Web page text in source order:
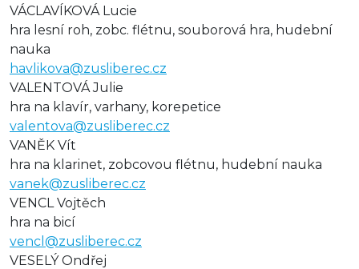
VÁCLAVÍKOVÁ Lucie
hra lesní roh, zobc. flétnu, souborová hra, hudební
nauka
havlikova@zusliberec.cz
VALENTOVÁ Julie
hra na klavír, varhany, korepetice
valentova@zusliberec.cz
VANĚK Vít
hra na klarinet, zobcovou flétnu, hudební nauka
vanek@zusliberec.cz
VENCL Vojtěch
hra na bicí
vencl@zusliberec.cz
VESELÝ Ondřej